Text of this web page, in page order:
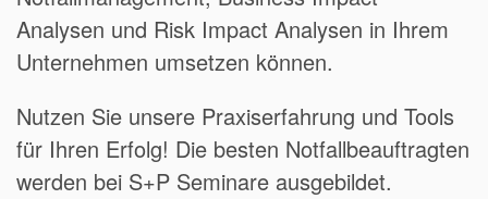
Analysen und Risk Impact Analysen in Ihrem
Unternehmen umsetzen können.
Nutzen Sie unsere Praxiserfahrung und Tools
für Ihren Erfolg! Die besten Notfallbeauftragten
werden bei S+P Seminare ausgebildet.